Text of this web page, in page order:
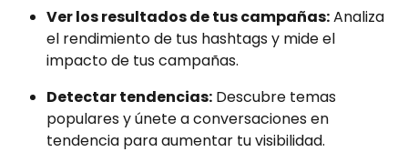
Ver los resultados de tus campañas: Analiza
el rendimiento de tus hashtags y mide el
impacto de tus campañas.
Detectar tendencias: Descubre temas
populares y únete a conversaciones en
tendencia para aumentar tu visibilidad.